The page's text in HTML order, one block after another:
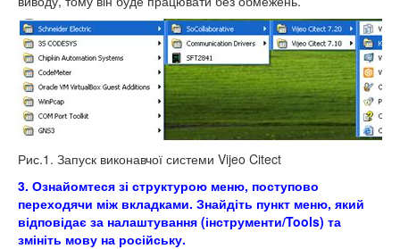
Рис.1. Запуск виконавчої системи Vijeo Citect
3. Ознайомтеся зі структурою меню, поступово
переходячи між вкладками. Знайдіть пункт меню, який
відповідає за налаштування (інструменти/Tools) та
змініть мову на російську.